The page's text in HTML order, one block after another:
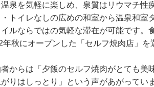
泉を気軽に楽しめ、泉質はリウマチ性
トイレなしの広めの和室から温泉和室
イルならではの気軽な滞在が可能です。
年秋にオープンした「セルフ焼肉店」を
からは「夕飯のセルフ焼肉がとても美
りはしっとり」という声があがってい